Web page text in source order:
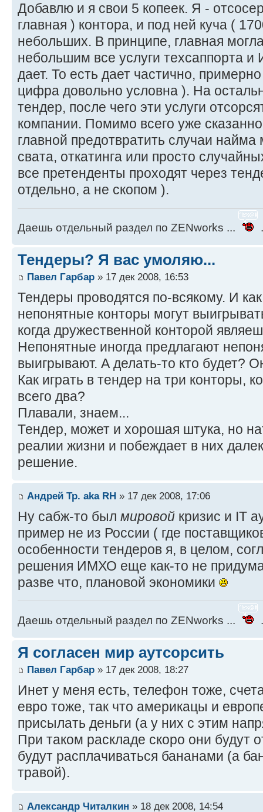
Добавлю и я свои 5 копеек. Я -
главная ) контора, и под ней куча (
небольших. В принципе, главная
небольшим все услуги техсаппорта и
дает. То есть дает частично,
цифра довольно условна ). На
тендер, после чего эти услуги
компании. Помимо всего уже
главной предотвратить случаи
свата, откатинга или просто
все претенденты проходят через
отдельно, а не скопом ).
Даешь отдельный раздел по ZENworks ...
Тендеры? Я вас умоляю...
Павел Гарбар » 17 дек 2008, 16:53
Тендеры проводятся по-всякому. И
непонятные конторы могут
когда дружественной конторой
Непонятные иногда предлагают
выигрывают. А делать-то кто будет?
Как играть в тендер на три конторы,
всего два?
Плавали, знаем...
Тендер, может и хорошая штука, но
реалии жизни и побеждает в них
решение.
Андрей Тр. aka RH » 17 дек 2008, 17:06
Ну сабж-то был мировой кризис и IT
пример не из России ( где
особенности тендеров я, в целом,
решения ИМХО еще как-то не
разве что, плановой экономики
Даешь отдельный раздел по ZENworks ...
Я согласен мир аутсорсить
Павел Гарбар » 17 дек 2008, 18:27
Инет у меня есть, телефон тоже,
евро тоже, так что америкацы и
присылать деньги (а у них с этим
При таком раскладе скоро они будут
будут расплачиваться бананами (а
травой).
Александр Читалкин » 18 дек 2008, 14:54